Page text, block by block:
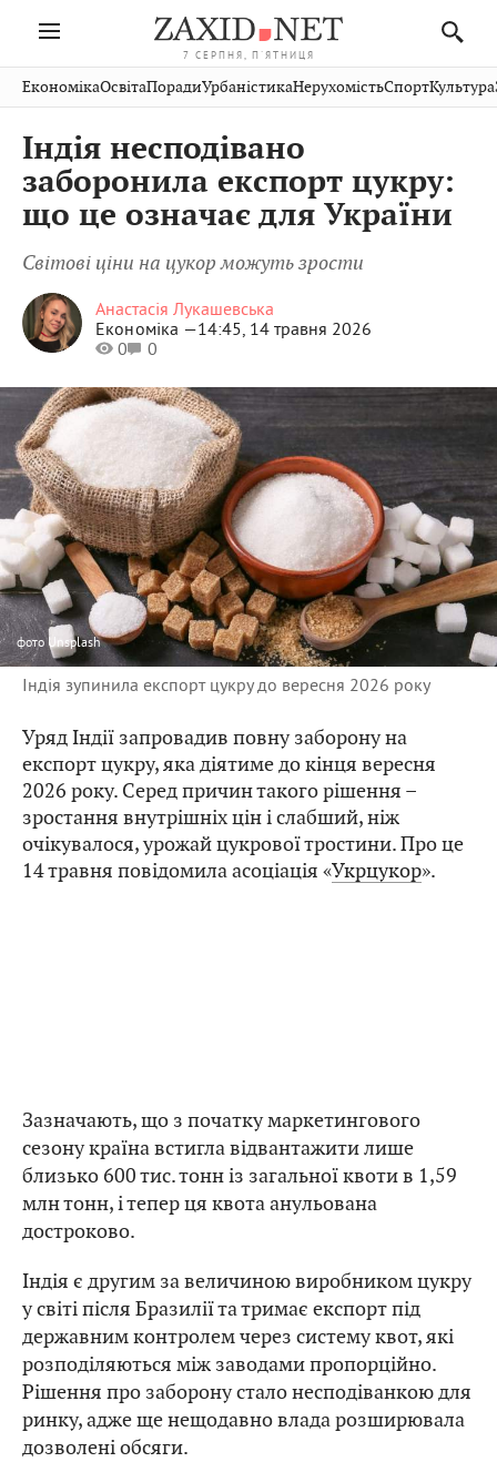
7 СЕРПНЯ, П'ЯТНИЦЯ
Івано-
Франківськ
Тернопіль
Волинь
Закарпаття
Рівне
Шептицький
Стрий
Хмельницький
Публікації
Авто СловкоКультура
Кіно
ФотоОсвітаНерухомість
Домашні
тварини
ЕкономікаОсвітаПорадиУрбаністикаНерухомістьСпортКультура
Індія несподівано
заборонила експорт цукру:
що це означає для України
Світові ціни на цукор можуть зрости
Анастасія Лукашевська
Економіка —14:45, 14 травня 2026
0
0
фотоUnsplash
Індія зупинила експорт цукру до вересня 2026 року
Уряд Індії запровадив повну заборону на
експорт цукру, яка діятиме до кінця вересня
2026 року. Серед причин такого рішення –
зростання внутрішніх цін і слабший, ніж
очікувалося, урожай цукрової тростини. Про це
14 травня повідомила асоціація «Укрцукор».
Зазначають, що з початку маркетингового
сезону країна встигла відвантажити лише
близько 600 тис. тонн із загальної квоти в 1,59
млн тонн, і тепер ця квота анульована
достроково.
Індія є другим за величиною виробником цукру
у світі після Бразилії та тримає експорт під
державним контролем через систему квот, які
розподіляються між заводами пропорційно.
Рішення про заборону стало несподіванкою для
ринку, адже ще нещодавно влада розширювала
дозволені обсяги.